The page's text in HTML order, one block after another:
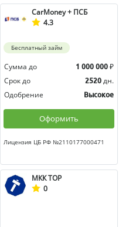
CarMoney + ПСБ
4.3
Бесплатный займ
Сумма до 1 000 000 ₽
Срок до
2520 дн.
Одобрение
Высокое
Оформить
Лицензия ЦБ РФ №2110177000471
МКК ТОР
0